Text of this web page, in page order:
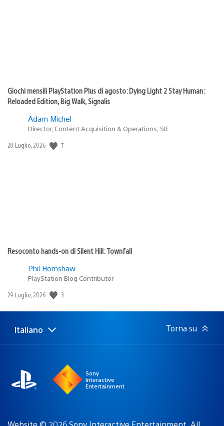
Giochi mensili PlayStation Plus di agosto: Dying Light 2 Stay Human:
Reloaded Edition, Big Walk, Signalis
Adam Michel
Director, Content Acquisition & Operations, SIE
Data
28 Luglio, 2026 7
Resoconto hands-on di Silent Hill: Townfall
Phil Hornshaw
PlayStation Blog Contributor
Data
pubblicazione:
29 Luglio, 2026 3
Seleziona
una
Regione
attuale:
Italiano Torna su
Sony
Interactive
Entertainment